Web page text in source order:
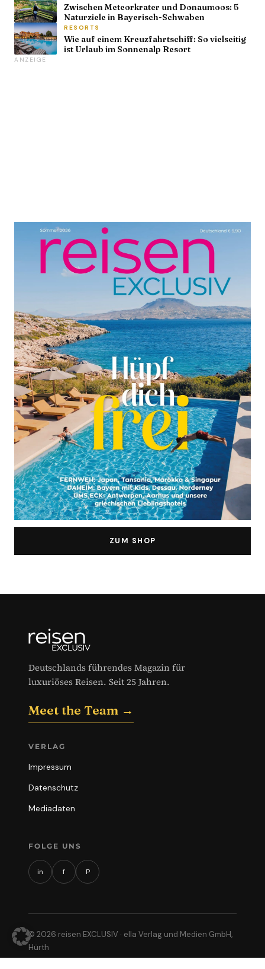
ZUM SHOP
Zwischen Meteorkrater und Donaumoos: 5
Naturziele in Bayerisch-Schwaben
RESORTS
Wie auf einem Kreuzfahrtschiff: So vielseitig
ist Urlaub im Sonnenalp Resort
ANZEIGE
Deutschlands führendes Magazin für
luxuriöses Reisen. Seit 25 Jahren.
Meet the Team →
VERLAG
Impressum
Datenschutz
Mediadaten
FOLGE UNS
in f P
© 2026 reisen EXCLUSIV · ella Verlag und Medien GmbH,
Hürth